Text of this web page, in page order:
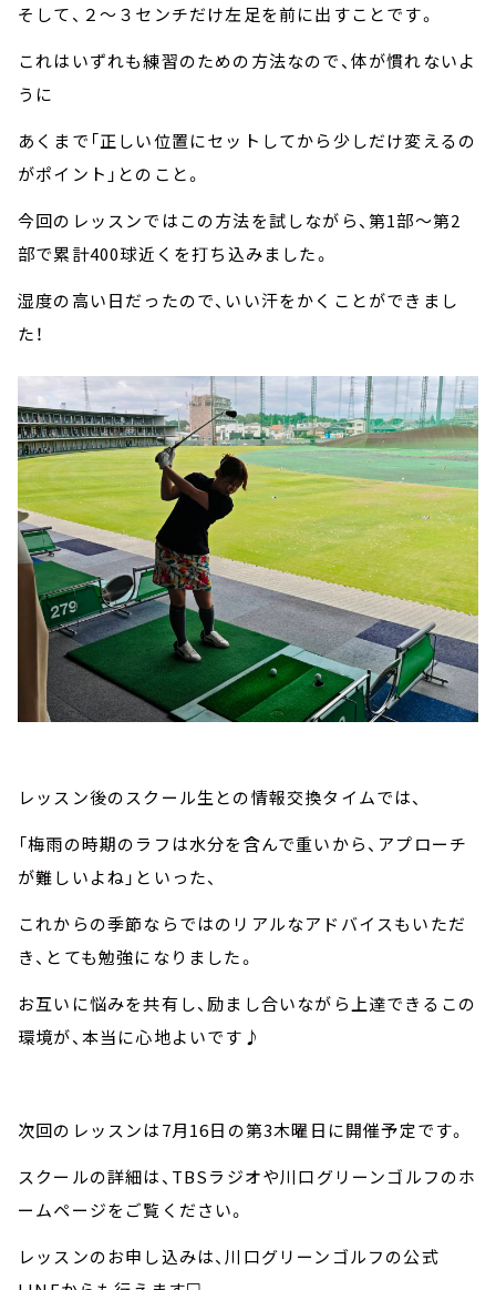
そして、２～３センチだけ左足を前に出すことです。
これはいずれも練習のための方法なので、体が慣れないよ
うに
あくまで「正しい位置にセットしてから少しだけ変えるの
がポイント」とのこと。
今回のレッスンではこの方法を試しながら、第1部～第2
部で累計400球近くを打ち込みました。
湿度の高い日だったので、いい汗をかくことができまし
た！
レッスン後のスクール生との情報交換タイムでは、
「梅雨の時期のラフは水分を含んで重いから、アプローチ
が難しいよね」といった、
これからの季節ならではのリアルなアドバイスもいただ
き、とても勉強になりました。
お互いに悩みを共有し、励まし合いながら上達できるこの
環境が、本当に心地よいです♪
次回のレッスンは7月16日の第3木曜日に開催予定です。
スクールの詳細は、TBSラジオや川口グリーンゴルフのホ
ームページをご覧ください。
レッスンのお申し込みは、川口グリーンゴルフの公式